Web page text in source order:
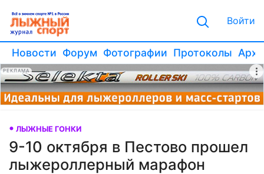
Войти
Новости Форум Фотографии Протоколы
РЕКЛАМА
ЛЫЖНЫЕ ГОНКИ
9-10 октября в Пестово прошел
лыжероллерный марафон